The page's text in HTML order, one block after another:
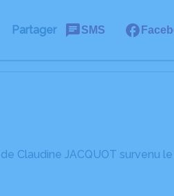
Partager SMS
Claudine JACQUOT survenu